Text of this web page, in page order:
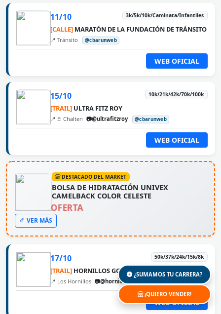
¿SUMAMOS TU CARRERA?
¡QUIERO VENDER!
11/10 3k/5k/10k/Caminata/Infantiles
[CALLE] MARATÓN DE LA FUNDACIÓN DE TRÁNSITO
📍 Tránsito @cbarunweb
WEB OFICIAL
15/10 10k/21k/42k/70k/100k
[TRAIL] ULTRA FITZ ROY
📍 El Chalten 📷@ultrafitzroy @cbarunweb
WEB OFICIAL
DESTACADO DEL MARKET
BOLSA DE HIDRATACIÓN UNIVEX
CAMELBACK COLOR CELESTE
OFERTA
VER MÁS
17/10 50k/37k/24k/15k/8k
[TRAIL] HORNILLOS GOLDEN TRAIL
📍 Los Hornillos 📷@hornillosgoldentrail
WEB OFICIAL